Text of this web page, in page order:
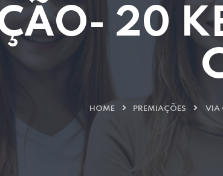
20
HOME PREMIAÇÕES VIA